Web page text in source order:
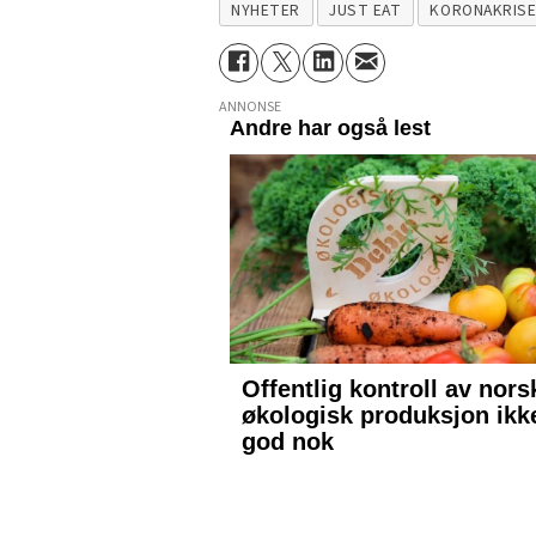
NYHETER JUST EAT
ANNONSE